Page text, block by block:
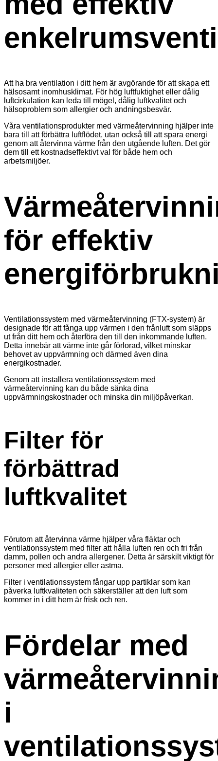
Att ha bra ventilation i ditt hem är avgörande för att skapa ett
hälsosamt inomhusklimat. För hög luftfuktighet eller dålig
luftcirkulation kan leda till mögel, dålig luftkvalitet och
hälsoproblem som allergier och andningsbesvär.
Våra ventilationsprodukter med värmeåtervinning hjälper inte
bara till att förbättra luftflödet, utan också till att spara energi
genom att återvinna värme från den utgående luften. Det gör
dem till ett kostnadseffektivt val för både hem och
arbetsmiljöer.
för effektiv
Ventilationssystem med värmeåtervinning (FTX-system) är
designade för att fånga upp värmen i den frånluft som släpps
ut från ditt hem och återföra den till den inkommande luften.
Detta innebär att värme inte går förlorad, vilket minskar
behovet av uppvärmning och därmed även dina
energikostnader.
Genom att installera ventilationssystem med
värmeåtervinning kan du både sänka dina
uppvärmningskostnader och minska din miljöpåverkan.
Filter för
förbättrad
luftkvalitet
Förutom att återvinna värme hjälper våra fläktar och
ventilationssystem med filter att hålla luften ren och fri från
damm, pollen och andra allergener. Detta är särskilt viktigt för
personer med allergier eller astma.
Filter i ventilationssystem fångar upp partiklar som kan
påverka luftkvaliteten och säkerställer att den luft som
kommer in i ditt hem är frisk och ren.
Fördelar med
i